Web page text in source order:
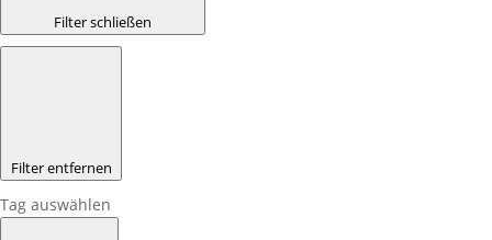
Filter schließen
Filter entfernen
Tag auswählen